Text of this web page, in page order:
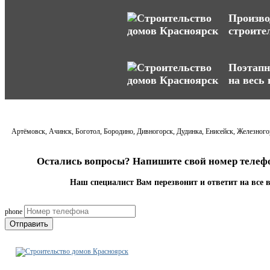
на весь
Артёмовск, Ачинск, Боготол, Бородино, Дивногорск, Дудинка, Енисейск,
Остались вопросы? Напишите свой номер
Наш специалист Вам перезвонит и ответит на все
phone
Отправить